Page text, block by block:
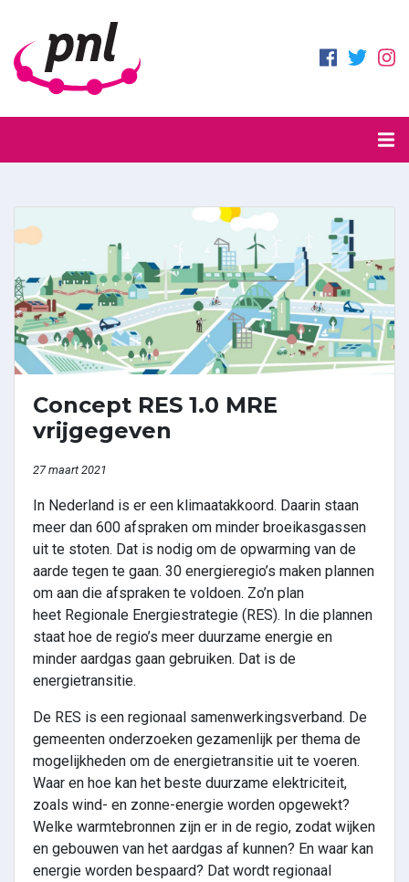
Concept RES 1.0 MRE
vrijgegeven
27 maart 2021
In Nederland is er een klimaatakkoord. Daarin staan
meer dan 600 afspraken om minder broeikasgassen
uit te stoten. Dat is nodig om de opwarming van de
aarde tegen te gaan. 30 energieregio’s maken plannen
om aan die afspraken te voldoen. Zo’n plan
heet Regionale Energiestrategie (RES). In die plannen
staat hoe de regio’s meer duurzame energie en
minder aardgas gaan gebruiken. Dat is de
energietransitie.
De RES is een regionaal samenwerkingsverband. De
gemeenten onderzoeken gezamenlijk per thema de
mogelijkheden om de energietransitie uit te voeren.
Waar en hoe kan het beste duurzame elektriciteit,
zoals wind- en zonne-energie worden opgewekt?
Welke warmtebronnen zijn er in de regio, zodat wijken
en gebouwen van het aardgas af kunnen? En waar kan
energie worden bespaard? Dat wordt regionaal